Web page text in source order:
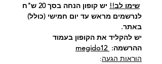
שימו לב!!
יש קופון הנחה בסך 20 ש"ח
לנרשמים מראש עד יום חמישי (כולל)
באתר.
יש להקליד את הקופון בעמוד
ההרשמה: megido12
הוראות הגעה: